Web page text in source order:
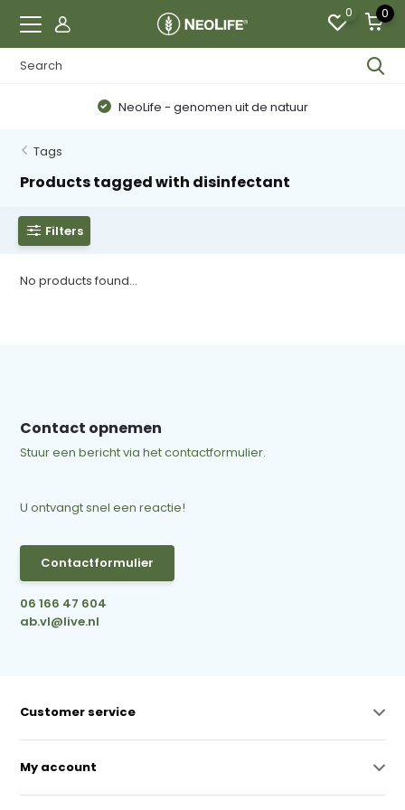
0 0
NeoLife - genomen uit de natuur
Tags
Products tagged with disinfectant
Filters
No products found...
Contact opnemen
Stuur een bericht via het contactformulier.
U ontvangt snel een reactie!
Contactformulier
06 166 47 604
ab.vl@live.nl
Customer service
My account